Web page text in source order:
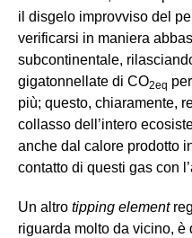
il disgelo improvviso del
verificarsi in maniera
subcontinentale,
gigatonnellate di CO2eq
più; questo, chiaramente,
collasso dell’intero
anche dal calore prodotto
contatto di questi gas con
Un altro tipping element
riguarda molto da vicino, è